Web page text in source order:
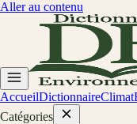
Aller au contenu
AccueilDictionnaireClimat
Catégories